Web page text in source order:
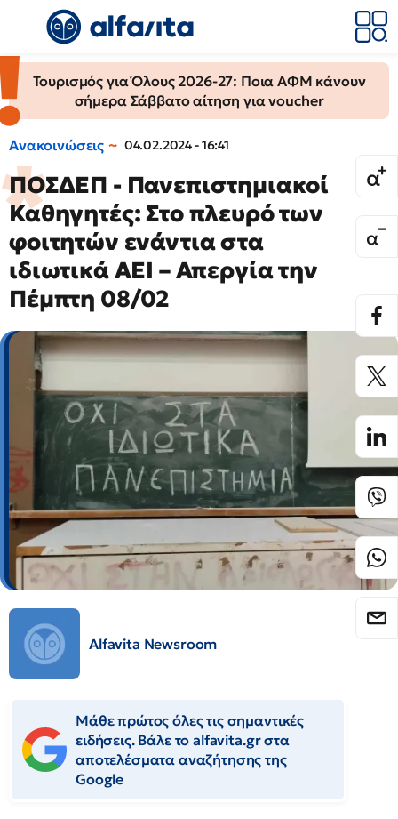
Τουρισμός για Όλους 2026-27: Ποια ΑΦΜ κάνουν
σήμερα Σάββατο αίτηση για voucher
Ανακοινώσεις 04.02.2024 - 16:41
ΠΟΣΔΕΠ - Πανεπιστημιακοί
Καθηγητές: Στο πλευρό των
φοιτητών ενάντια στα
ιδιωτικά ΑΕΙ – Απεργία την
Πέμπτη 08/02
Alfavita Newsroom
Μάθε πρώτος όλες τις σημαντικές
ειδήσεις. Βάλε το alfavita.gr στα
αποτελέσματα αναζήτησης της
Google